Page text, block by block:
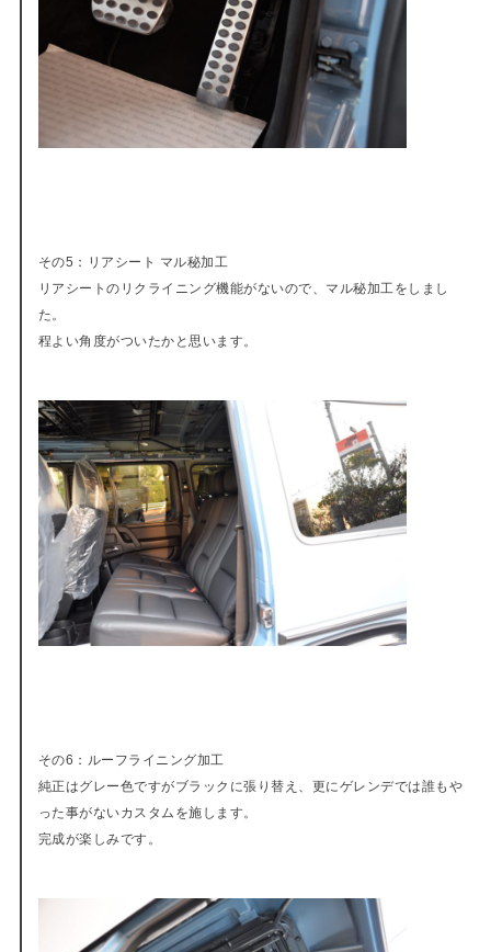
その5：リアシート マル秘加工
リアシートのリクライニング機能がないので、マル秘加工をしまし
た。
程よい角度がついたかと思います。
その6：ルーフライニング加工
純正はグレー色ですがブラックに張り替え、更にゲレンデでは誰もや
った事がないカスタムを施します。
完成が楽しみです。